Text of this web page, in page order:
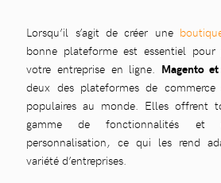
Lorsqu’il s’agit de créer une
bonne plateforme est essentiel
votre entreprise en ligne. Magento
deux des plateformes de
populaires au monde. Elles offrent
gamme de fonctionnalités et
personnalisation, ce qui les rend
variété d’entreprises.
boutique en ligne ?
Comparaison Magento et
Confiez la création de votre e-
WooCommerce à notre agence